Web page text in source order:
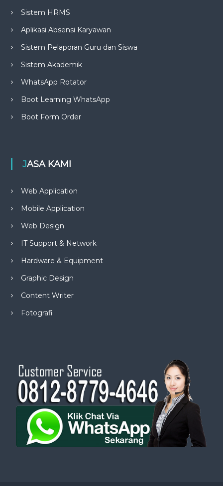
Sistem HRMS
Aplikasi Absensi Karyawan
Sistem Pelaporan Guru dan Siswa
Sistem Akademik
WhatsApp Rotator
Boot Learning WhatsApp
Boot Form Order
JASA KAMI
Web Application
Mobile Application
Web Design
IT Support & Network
Hardware & Equipment
Graphic Design
Content Writer
Fotografi